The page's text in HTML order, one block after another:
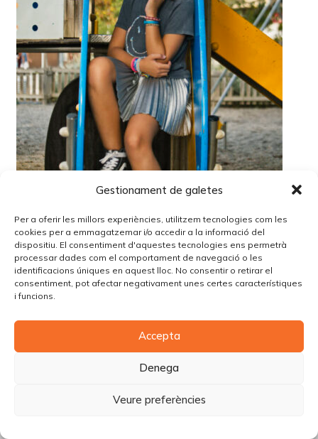
Gestionament de galetes
Per a oferir les millors experiències, utilitzem tecnologies com les
cookies per a emmagatzemar i/o accedir a la informació del
dispositiu. El consentiment d'aquestes tecnologies ens permetrà
processar dades com el comportament de navegació o les
identificacions úniques en aquest lloc. No consentir o retirar el
consentiment, pot afectar negativament unes certes característiques
i funcions.
Accepta
Denega
Veure preferències
© Copyright Piùbella Models Agency2026
Creative Corner Agency
Política de cookies